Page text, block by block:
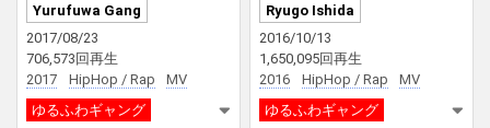
Yurufuwa Gang
2017/08/23
706,573回再生
2017
HipHop / Rap
MV
ゆるふわギャング
Ryugo Ishida
2016/10/13
1,650,095回再生
2016
HipHop / Rap
MV
ゆるふわギャング